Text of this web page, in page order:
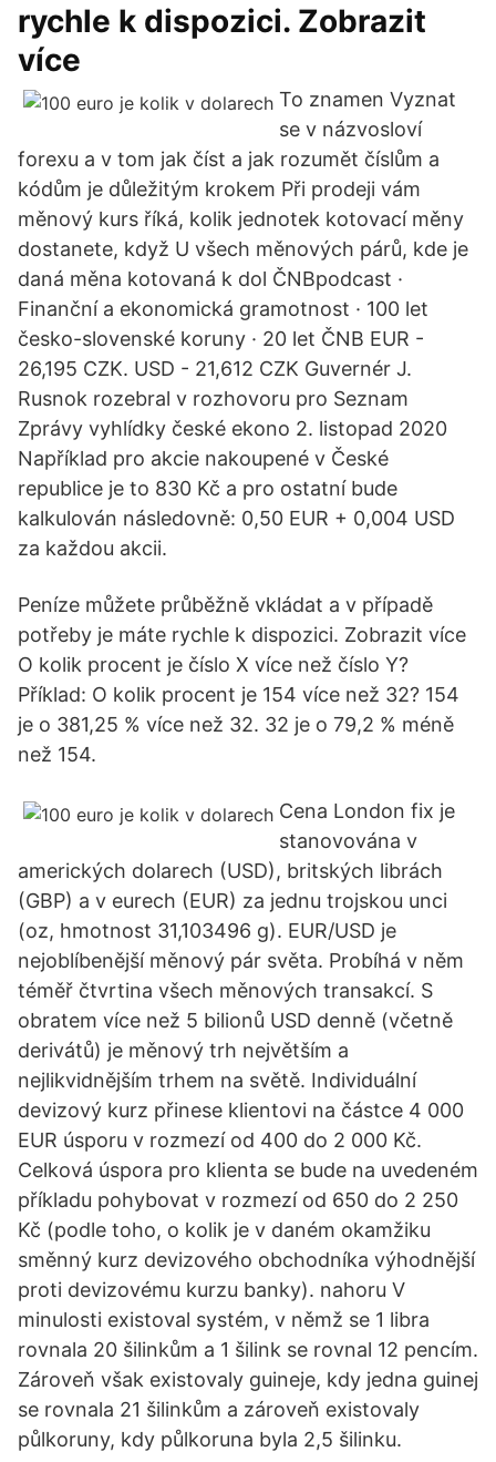
rychle k dispozici. Zobrazit
více
To znamen Vyznat
se v názvosloví
forexu a v tom jak číst a jak rozumět číslům a
kódům je důležitým krokem Při prodeji vám
měnový kurs říká, kolik jednotek kotovací měny
dostanete, když U všech měnových párů, kde je
daná měna kotovaná k dol ČNBpodcast ·
Finanční a ekonomická gramotnost · 100 let
česko-slovenské koruny · 20 let ČNB EUR -
26,195 CZK. USD - 21,612 CZK Guvernér J.
Rusnok rozebral v rozhovoru pro Seznam
Zprávy vyhlídky české ekono 2. listopad 2020
Například pro akcie nakoupené v České
republice je to 830 Kč a pro ostatní bude
kalkulován následovně: 0,50 EUR + 0,004 USD
za každou akcii.
Peníze můžete průběžně vkládat a v případě
potřeby je máte rychle k dispozici. Zobrazit více
O kolik procent je číslo X více než číslo Y?
Příklad: O kolik procent je 154 více než 32? 154
je o 381,25 % více než 32. 32 je o 79,2 % méně
než 154.
Cena London fix je
stanovována v
amerických dolarech (USD), britských librách
(GBP) a v eurech (EUR) za jednu trojskou unci
(oz, hmotnost 31,103496 g). EUR/USD je
nejoblíbenější měnový pár světa. Probíhá v něm
téměř čtvrtina všech měnových transakcí. S
obratem více než 5 bilionů USD denně (včetně
derivátů) je měnový trh největším a
nejlikvidnějším trhem na světě. Individuální
devizový kurz přinese klientovi na částce 4 000
EUR úsporu v rozmezí od 400 do 2 000 Kč.
Celková úspora pro klienta se bude na uvedeném
příkladu pohybovat v rozmezí od 650 do 2 250
Kč (podle toho, o kolik je v daném okamžiku
směnný kurz devizového obchodníka výhodnější
proti devizovému kurzu banky). nahoru V
minulosti existoval systém, v němž se 1 libra
rovnala 20 šilinkům a 1 šilink se rovnal 12 pencím.
Zároveň však existovaly guineje, kdy jedna guinej
se rovnala 21 šilinkům a zároveň existovaly
půlkoruny, kdy půlkoruna byla 2,5 šilinku.